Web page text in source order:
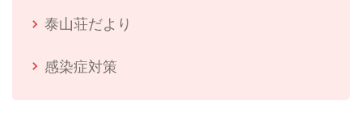
泰山荘だより
感染症対策